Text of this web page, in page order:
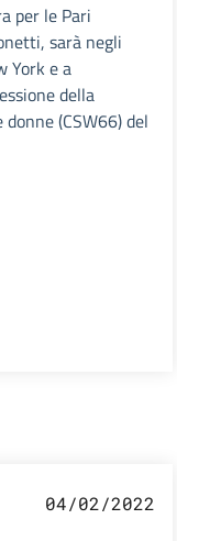
per le Pari
sarà negli
York e a
della
(CSW66) del
04/02/2022